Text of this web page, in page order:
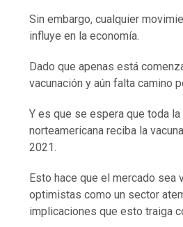
Sin embargo, cualquier
influye en la economía.
Dado que apenas está
vacunación y aún falta camino
Y es que se espera que toda
norteamericana reciba la
2021.
Esto hace que el mercado sea
optimistas como un sector
implicaciones que esto traiga